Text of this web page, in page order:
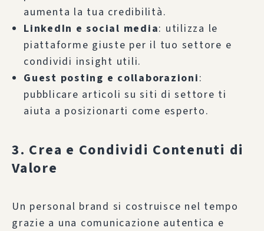
aumenta la tua credibilità.
LinkedIn e social media: utilizza le
piattaforme giuste per il tuo settore e
condividi insight utili.
Guest posting e collaborazioni:
pubblicare articoli su siti di settore ti
aiuta a posizionarti come esperto.
3. Crea e Condividi Contenuti di
Valore
Un personal brand si costruisce nel tempo
grazie a una comunicazione autentica e